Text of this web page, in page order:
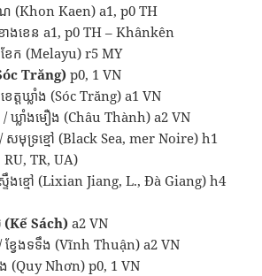
(Khon Kaen) a1, p0 TH
ងខេន a1, p0 TH – Khânkên
ែក (Melayu) r5 MY
Trăng) p0, 1 VN
ត្តឃ្លាំង (Sóc Trăng) a1 VN
លាំងមឿង (Châu Thành) a2 VN
មុទ្រខ្មៅ (Black Sea, mer Noire) h1
RU, TR, UA)
ងខ្មៅ (Lixian Jiang, L., Đà Giang) h4
(Kế Sách) a2 VN
វែងទទឹង (Vĩnh Thuận) a2 VN
(Quy Nhơn) p0, 1 VN